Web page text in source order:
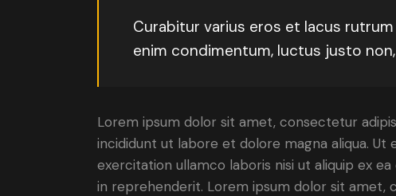
Curabitur varius eros et lacus
enim condimentum, luctus justo
Lorem ipsum dolor sit amet, consectetur
incididunt ut labore et dolore magna aliqua. Ut
exercitation ullamco laboris nisi ut aliquip ex
in reprehenderit. Lorem ipsum dolor sit amet,